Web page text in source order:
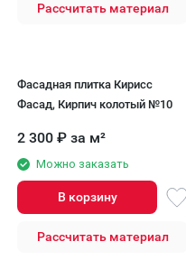
Рассчитать материал
Фасадная плитка Кирисс
Фасад, Кирпич колотый №10
2 300 ₽ за м²
Можно заказать
В корзину
Рассчитать материал